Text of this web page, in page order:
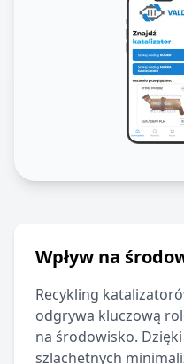
Wpływ na
Recykling
odgrywa kluczową
na środowisko.
szlachetnych